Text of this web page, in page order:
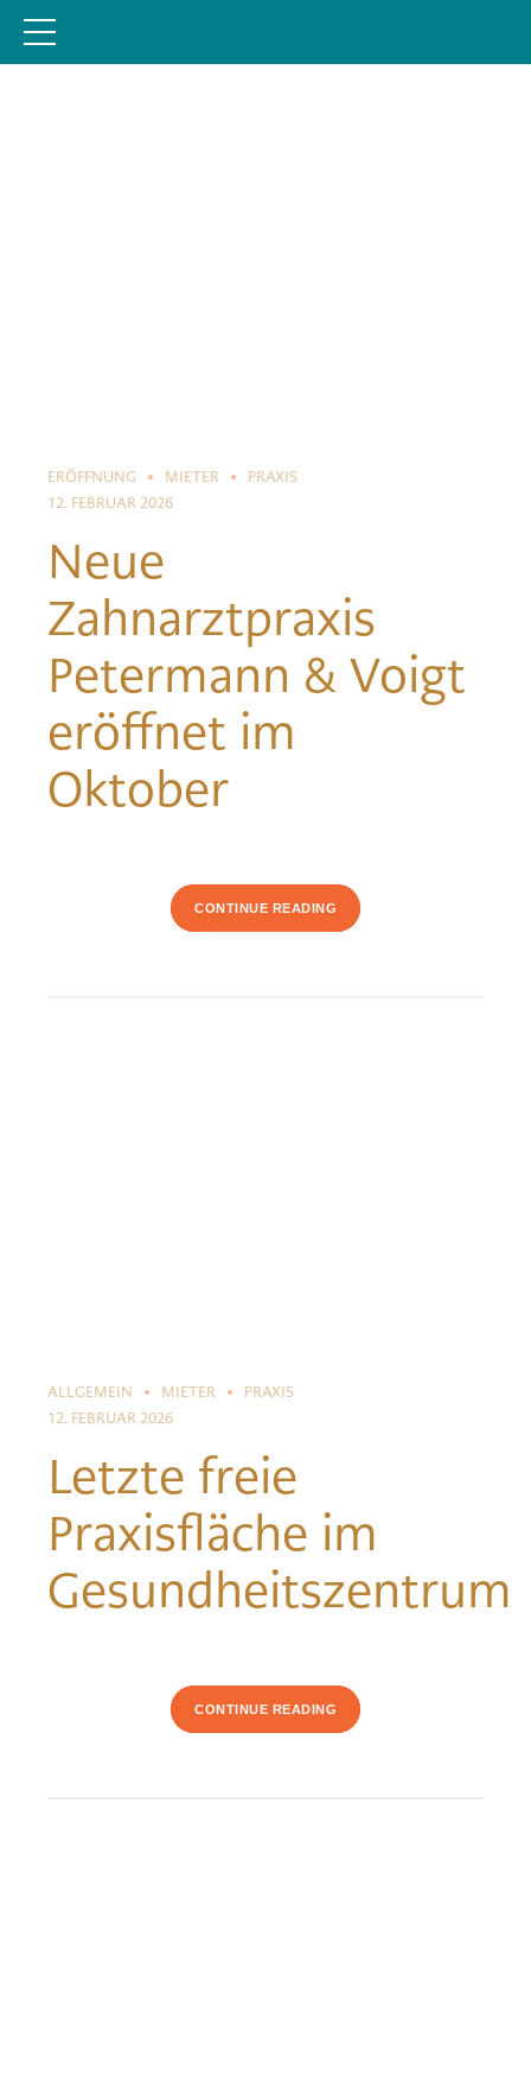
ERÖFFNUNG MIETER
PRAXIS
12. FEBRUAR 2026
Neue
Zahnarztpraxis
Petermann & Voigt
eröffnet im
Oktober
CONTINUE READING
ALLGEMEIN MIETER
PRAXIS
12. FEBRUAR 2026
Letzte freie
Praxisfläche im
Gesundheitszentrum
CONTINUE READING